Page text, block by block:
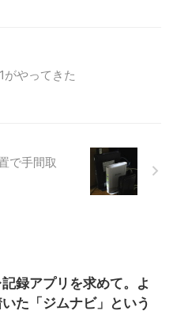
がやってきた
で手間取
録アプリを求めて。よ
た「ジムナビ」という